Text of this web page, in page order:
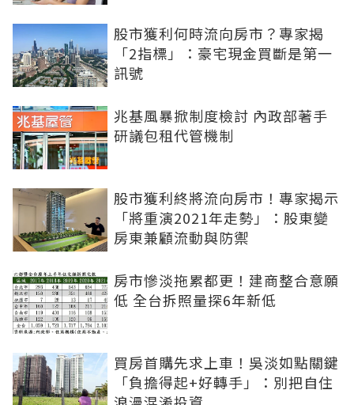
股市獲利何時流向房市？專家揭
「2指標」：豪宅現金買斷是第一
訊號
兆基風暴掀制度檢討 內政部著手
研議包租代管機制
股市獲利終將流向房市！專家揭示
「將重演2021年走勢」：股東變
房東兼顧流動與防禦
房市慘淡拖累都更！建商整合意願
低 全台拆照量探6年新低
買房首購先求上車！吳淡如點關鍵
「負擔得起+好轉手」：別把自住